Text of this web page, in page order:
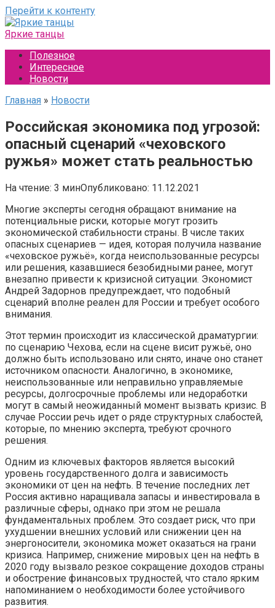
Перейти к контенту
Яркие танцы
Полезное
Интересное
Новости
Главная » Новости
Российская экономика под угрозой:
опасный сценарий «чеховского
ружья» может стать реальностью
На чтение: 3 минОпубликовано: 11.12.2021
Многие эксперты сегодня обращают внимание на
потенциальные риски, которые могут грозить
экономической стабильности страны. В числе таких
опасных сценариев — идея, которая получила название
«чеховское ружьё», когда неиспользованные ресурсы
или решения, казавшиеся безобидными ранее, могут
внезапно привести к кризисной ситуации. Экономист
Андрей Задорнов предупреждает, что подобный
сценарий вполне реален для России и требует особого
внимания.
Этот термин происходит из классической драматургии:
по сценарию Чехова, если на сцене висит ружьё, оно
должно быть использовано или снято, иначе оно станет
источником опасности. Аналогично, в экономике,
неиспользованные или неправильно управляемые
ресурсы, долгосрочные проблемы или недоработки
могут в самый неожиданный момент вызвать кризис. В
случае России речь идет о ряде структурных слабостей,
которые, по мнению эксперта, требуют срочного
решения.
Одним из ключевых факторов является высокий
уровень государственного долга и зависимость
экономики от цен на нефть. В течение последних лет
Россия активно наращивала запасы и инвестировала в
различные сферы, однако при этом не решала
фундаментальных проблем. Это создает риск, что при
ухудшении внешних условий или снижении цен на
энергоносители, экономика может оказаться на грани
кризиса. Например, снижение мировых цен на нефть в
2020 году вызвало резкое сокращение доходов страны
и обострение финансовых трудностей, что стало ярким
напоминанием о необходимости более устойчивого
развития.